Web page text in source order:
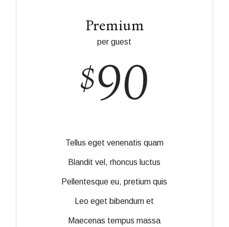
Premium
per guest
$90
Tellus eget venenatis quam
Blandit vel, rhoncus luctus
Pellentesque eu, pretium quis
Leo eget bibendum et
Maecenas tempus massa